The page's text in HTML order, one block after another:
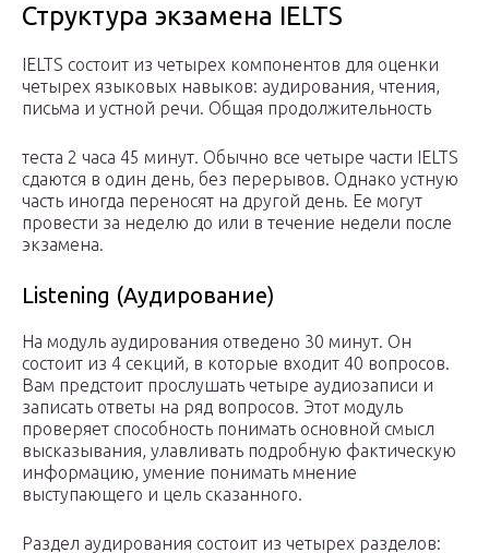
Структура экзамена IELTS
IELTS состоит из четырех компонентов для оценки
четырех языковых навыков: аудирования, чтения,
письма и устной речи. Общая продолжительность
теста 2 часа 45 минут. Обычно все четыре части IELTS
сдаются в один день, без перерывов. Однако устную
часть иногда переносят на другой день. Ее могут
провести за неделю до или в течение недели после
экзамена.
Listening (Аудирование)
На модуль аудирования отведено 30 минут. Он
состоит из 4 секций, в которые входит 40 вопросов.
Вам предстоит прослушать четыре аудиозаписи и
записать ответы на ряд вопросов. Этот модуль
проверяет способность понимать основной смысл
высказывания, улавливать подробную фактическую
информацию, умение понимать мнение
выступающего и цель сказанного.
Раздел аудирования состоит из четырех разделов: